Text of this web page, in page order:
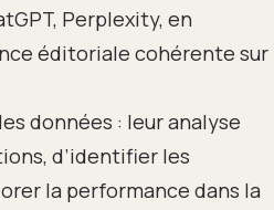
Perplexity, en
éditoriale cohérente sur
données : leur analyse
d’identifier les
la performance dans la